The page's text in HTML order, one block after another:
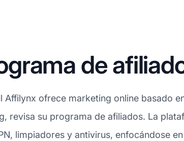
de
Affilynx ofrece marketing online basado
revisa su programa de afiliados. La
limpiadores y antivirus, enfocándose